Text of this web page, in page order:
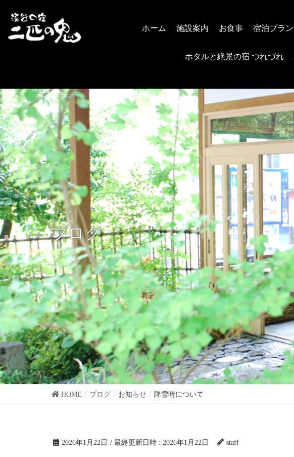
ホーム 施設案内 お食事 宿泊プラン
ホタルと絶景の宿 つれづれ
ブログ
HOME ブログ お知らせ 降雪時について
2026年1月22日 / 最終更新日時 : 2026年1月22日 staff